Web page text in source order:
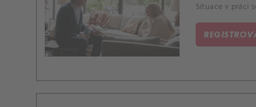
Situace v práci